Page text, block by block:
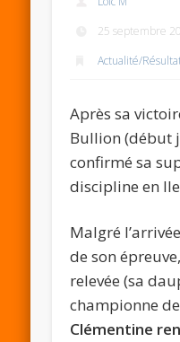
25 septembre
Actualité/
Après sa
Bullion (début
confirmé sa
discipline en
Malgré
de son
relevée (sa
championne de
Clémentine